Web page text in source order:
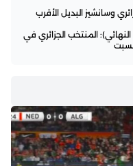
وسانشيز البديل الأقرب
للسيدات 2026 (ربع النهائي): المنتخب الجزائري في